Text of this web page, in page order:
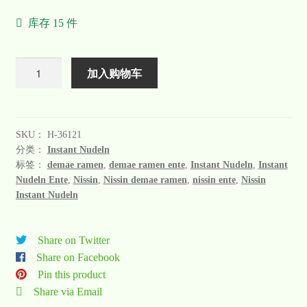
库存 15 件
加入购物车
SKU： H-36121
分类： Instant Nudeln
标签： demae ramen demae ramen ente, Instant Nudeln Instant
Nudeln Ente, Nissin Nissin demae ramen nissin ente, Nissin
Instant Nudeln
Share on Twitter
Share on Facebook
Pin this product
Share via Email